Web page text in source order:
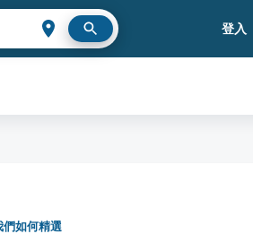
登入
們如何精選